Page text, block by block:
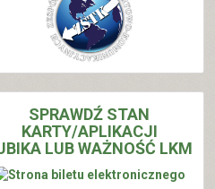
SPRAWDŹ STAN
KARTY/APLIKACJI
LUB WAŻNOŚĆ LKM